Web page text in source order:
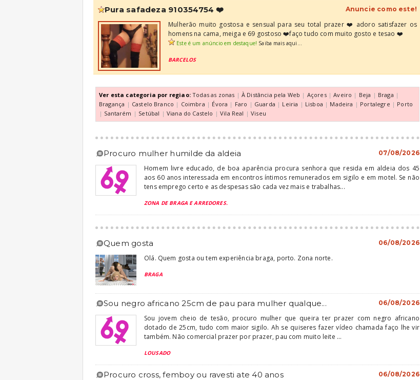
pura safadeza 910354754 ❤️ Anuncie como este!
Mulherão muito gostosa e sensual para seu total prazer ❤️ adoro satisfazer os
homens na cama, meiga e 69 gostoso ❤️faço tudo com muito gosto e tesao ❤️
Este é um anúncio em destaque! Saiba mais aqui...
BARCELOS
Ver esta categoria por regiao: Todas as zonas | À Distância pela Web | Açores | Aveiro | Beja | Braga |
Bragança | Castelo Branco | Coimbra | Évora | Faro | Guarda | Leiria | Lisboa | Madeira | Portalegre | Porto
| Santarém | Setúbal | Viana do Castelo | Vila Real | Viseu
procuro mulher humilde da aldeia 07/08/2026
Homem livre educado, de boa aparência procura senhora que resida em aldeia dos 45
aos 60 anos interessada em encontros íntimos remunerados em sigilo e em motel. Se não
tens emprego certo e as despesas são cada vez mais e trabalhas...
ZONA DE BRAGA E ARREDORES.
quem gosta 06/08/2026
Olá. Quem gosta ou tem experiência braga, porto. Zona norte.
BRAGA
sou negro africano 25cm de pau para mulher qualque... 06/08/2026
Sou jovem cheio de tesão, procuro mulher que queira ter prazer com negro africano
dotado de 25cm, tudo com maior sigilo. Ah se quiseres fazer vídeo chamada faço lhe vir
também. Não comercial prazer por prazer, pau com muito leite ...
LOUSADO
procuro cross, femboy ou ravesti ate 40 anos 06/08/2026